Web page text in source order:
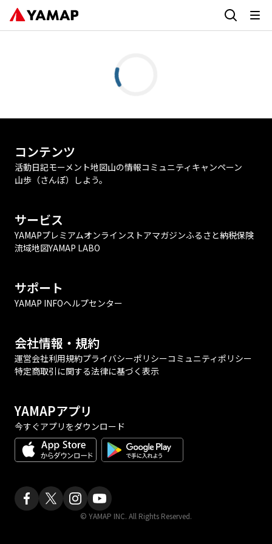
コンテンツ
活動日記モーメント地図山の情報コミュニティ キャンペーン
山歩（さんぽ）しよう。
サービス
YAMAPプレミアムオンラインストアマガジンふるさと納税保険
流域地図YAMAP LABO
サポート
YAMAP INFOヘルプセンター
会社情報・規約
運営会社利用規約プライバシーポリシーコミュニティポリシー
特定商取引に関する法律に基づく表示
YAMAPアプリ
今すぐアプリをダウンロード
© YAMAP INC. All Rights Reserved.